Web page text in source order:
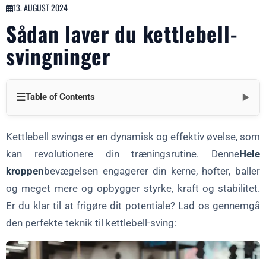
13. AUGUST 2024
Sådan laver du kettlebell-
svingninger
☰Table of Contents ▼
Trin 2: Den svingende bevægelse
Trin 3: Kraft fra hofterne
Trin 4: Kontrolleret nedstigning
Trin 5: Gentagelse og forfinelse
Kettlebell swings er en dynamisk og effektiv øvelse, som
kan revolutionere din træningsrutine. DenneHele
kroppenbevægelsen engagerer din kerne, hofter, baller
og meget mere og opbygger styrke, kraft og stabilitet.
Er du klar til at frigøre dit potentiale? Lad os gennemgå
den perfekte teknik til kettlebell-sving: